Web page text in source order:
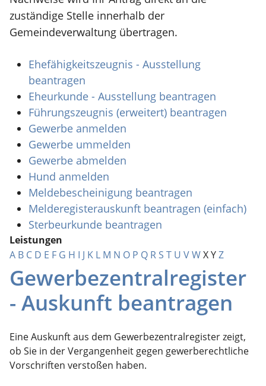
zuständige Stelle innerhalb der
Gemeindeverwaltung übertragen.
Ehefähigkeitszeugnis - Ausstellung
beantragen
Eheurkunde - Ausstellung beantragen
Führungszeugnis (erweitert) beantragen
Gewerbe anmelden
Gewerbe ummelden
Gewerbe abmelden
Hund anmelden
Meldebescheinigung beantragen
Melderegisterauskunft beantragen (einfach)
Sterbeurkunde beantragen
Leistungen
A B C D E F G H I J K L M N O P Q R S T U VWXYZ
Gewerbezentralregister
- Auskunft beantragen
Eine Auskunft aus dem Gewerbezentralregister zeigt,
ob Sie in der Vergangenheit gegen gewerberechtliche
Vorschriften verstoßen haben.